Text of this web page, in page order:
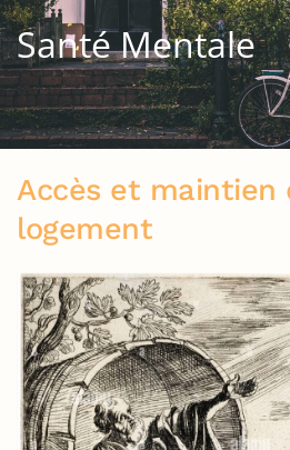
Santé Mentale
Accès et maintien
logement